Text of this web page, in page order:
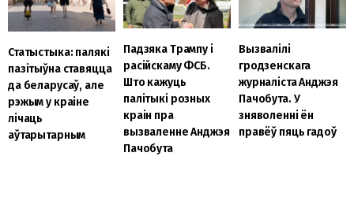
Статыстыка: палякі
пазітыўна ставяцца
да беларусаў, але
рэжым у краіне
лічаць
аўтарытарным
Падзяка Трампу і
расійскаму ФСБ.
Што кажуць
палітыкі розных
краін пра
вызваленне Анджэя
Пачобута
Вызвалілі
гродзенскага
журналіста Анджэя
Пачобута. У
зняволенні ён
правёў пяць гадоў